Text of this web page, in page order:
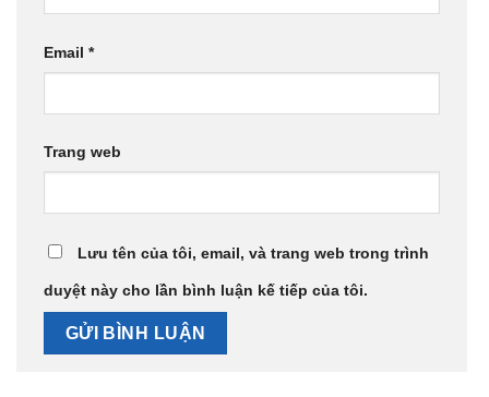
Email *
Trang web
Lưu tên của tôi, email, và trang web trong trình
duyệt này cho lần bình luận kế tiếp của tôi.